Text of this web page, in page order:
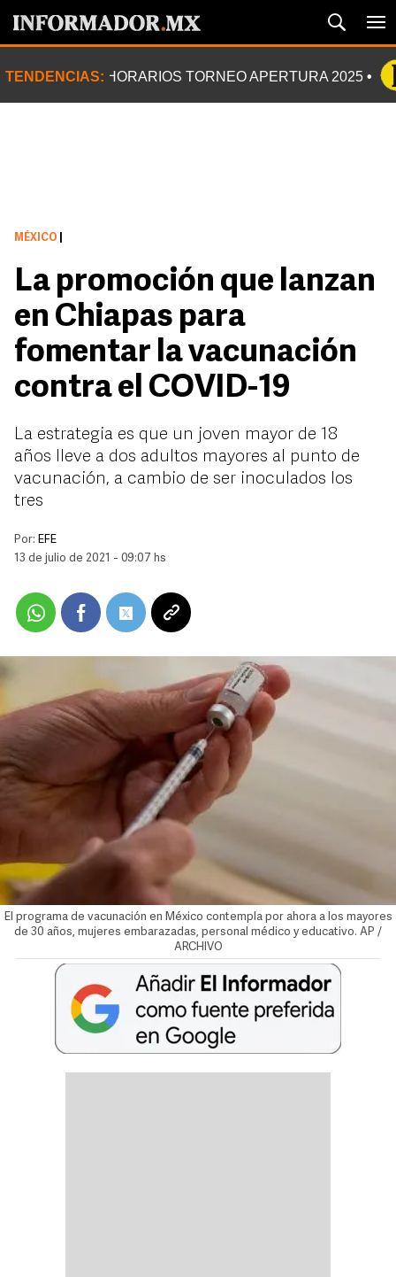
TENDENCIAS: HORARIOS TORNEO APERTURA 2025
MÉXICO
La promoción que lanzan
en Chiapas para
fomentar la vacunación
contra el COVID-19
La estrategia es que un joven mayor de 18
años lleve a dos adultos mayores al punto de
vacunación, a cambio de ser inoculados los
tres
Por: EFE
13 de julio de 2021 - 09:07 hs
El programa de vacunación en México contempla por ahora a los mayores
de 30 años, mujeres embarazadas, personal médico y educativo. AP /
ARCHIVO